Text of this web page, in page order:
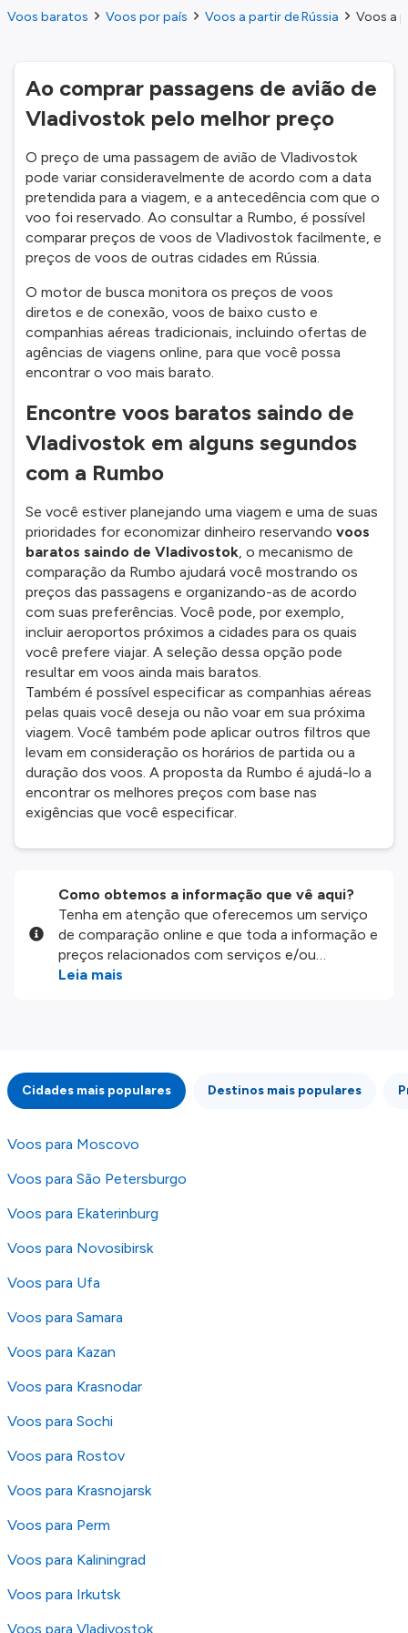
Voos baratos Voos por país Voos a partir de Rússia Voos a
Ao comprar passagens de avião de
Vladivostok pelo melhor preço
O preço de uma passagem de avião de Vladivostok
pode variar consideravelmente de acordo com a data
pretendida para a viagem, e a antecedência com que o
voo foi reservado. Ao consultar a Rumbo, é possível
comparar preços de voos de Vladivostok facilmente, e
preços de voos de outras cidades em Rússia.
O motor de busca monitora os preços de voos
diretos e de conexão, voos de baixo custo e
companhias aéreas tradicionais, incluindo ofertas de
agências de viagens online, para que você possa
encontrar o voo mais barato.
Encontre voos baratos saindo de
Vladivostok em alguns segundos
com a Rumbo
Se você estiver planejando uma viagem e uma de suas
prioridades for economizar dinheiro reservando voos
baratos saindo de Vladivostok, o mecanismo de
comparação da Rumbo ajudará você mostrando os
preços das passagens e organizando-as de acordo
com suas preferências. Você pode, por exemplo,
incluir aeroportos próximos a cidades para os quais
você prefere viajar. A seleção dessa opção pode
resultar em voos ainda mais baratos.
Também é possível especificar as companhias aéreas
pelas quais você deseja ou não voar em sua próxima
viagem. Você também pode aplicar outros filtros que
levam em consideração os horários de partida ou a
duração dos voos. A proposta da Rumbo é ajudá-lo a
encontrar os melhores preços com base nas
exigências que você especificar.
Como obtemos a informação que vê aqui?
Tenha em atenção que oferecemos um serviço
de comparação online e que toda a informação e
preços relacionados com serviços e/ou
produtos disponíveis no nosso website são
integridade ou pela precisão da informação
publicada, por isso verifique com atenção todas
as condições no website do parceiro antes de
fazer uma reserva. Para mais detalhes verifique
os nossos Termos e Condições
Leia mais
Cidades mais populares Destinos mais populares
Voos para Moscovo
Voos para São Petersburgo
Voos para Ekaterinburg
Voos para Novosibirsk
Voos para Ufa
Voos para Samara
Voos para Kazan
Voos para Krasnodar
Voos para Sochi
Voos para Rostov
Voos para Krasnojarsk
Voos para Perm
Voos para Kaliningrad
Voos para Irkutsk
Voos para Vladivostok